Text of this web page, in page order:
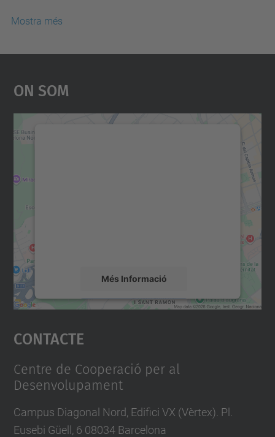
Mostra més
On Som
Més Informació
Accepta
powered by
Contacte
Centre de Cooperació per al
Desenvolupament
Campus Diagonal Nord, Edifici VX (Vèrtex). Pl.
Eusebi Güell, 6 08034 Barcelona